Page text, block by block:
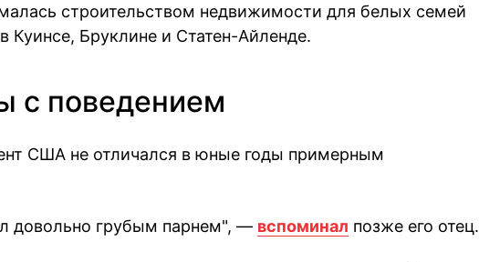
строительством недвижимости для белых семей
Куинсе, Бруклине и Статен-Айленде.
с поведением
США не отличался в юные годы примерным
довольно грубым парнем", — вспоминал позже его отец.